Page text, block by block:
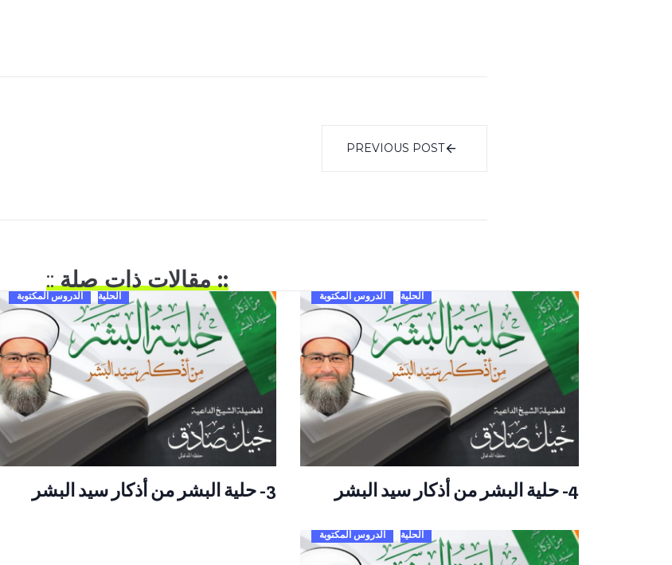
PREVIOUS POST
:: مقالات ذات صلة::
الحلية الدروس المكتوبة
4- حلية البشر من أذكار سيد البشر
الحلية الدروس المكتوبة
3- حلية البشر من أذكار سيد البشر
الحلية الدروس المكتوبة